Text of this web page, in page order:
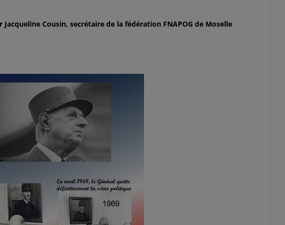
Cousin, secrétaire de la fédération FNAPOG de Moselle